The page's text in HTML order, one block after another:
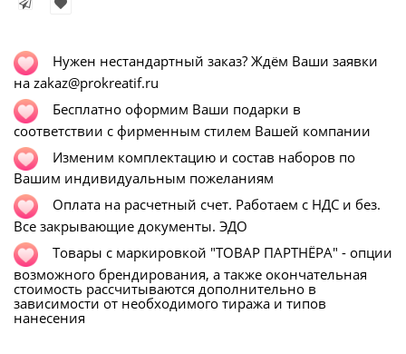
Нужен нестандартный заказ? Ждём Ваши заявки
на zakaz@prokreatif.ru
Бесплатно оформим Ваши подарки в
соответствии с фирменным стилем Вашей компании
Изменим комплектацию и состав наборов по
Вашим индивидуальным пожеланиям
Оплата на расчетный счет. Работаем с НДС и без.
Все закрывающие документы. ЭДО
Товары с маркировкой "ТОВАР ПАРТНЁРА" - опции
возможного брендирования, а также окончательная
стоимость рассчитываются дополнительно в
зависимости от необходимого тиража и типов
нанесения